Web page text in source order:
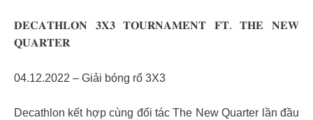
𝐃𝐄𝐂𝐀𝐓𝐇𝐋𝐎𝐍 𝟑𝐗𝟑 𝐓𝐎𝐔𝐑𝐍𝐀𝐌𝐄𝐍𝐓 𝐅𝐓. 𝐓𝐇𝐄 𝐍𝐄𝐖
𝐐𝐔𝐀𝐑𝐓𝐄𝐑
04.12.2022 – Giải bóng rổ 3X3
Decathlon kết hợp cùng đối tác The New Quarter lần đầu